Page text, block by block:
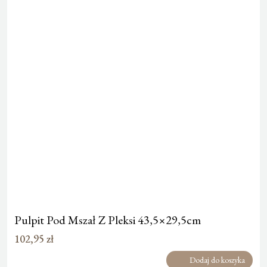
Pulpit Pod Mszał Z Pleksi 43,5×29,5cm
102,95 zł
Dodaj do koszyka